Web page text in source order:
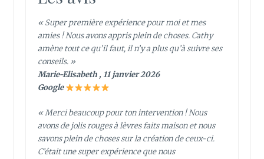
« Super première expérience pour moi et mes
amies ! Nous avons appris plein de choses. Cathy
amène tout ce qu’il faut, il n’y a plus qu’à suivre ses
conseils. »
Marie-Elisabeth , 11 janvier 2026
Google
« Merci beaucoup pour ton intervention ! Nous
avons de jolis rouges à lèvres faits maison et nous
savons plein de choses sur la création de ceux-ci.
C’était une super expérience que nous